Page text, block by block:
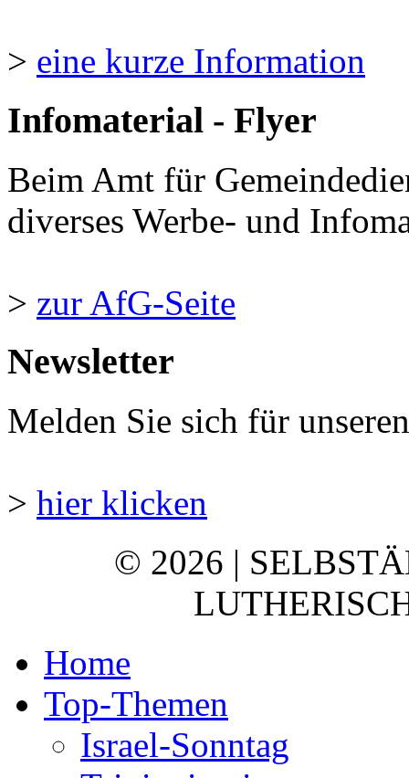
> eine kurze Information
Infomaterial - Flyer
Beim Amt für
diverses Werbe- und
> zur AfG-Seite
Newsletter
Melden Sie sich für
> hier klicken
© 2026 |
Home
Top-Themen
Israel-Sonntag